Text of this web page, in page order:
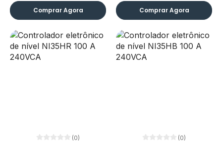
Comprar Agora Comprar Agora
(0) (0)